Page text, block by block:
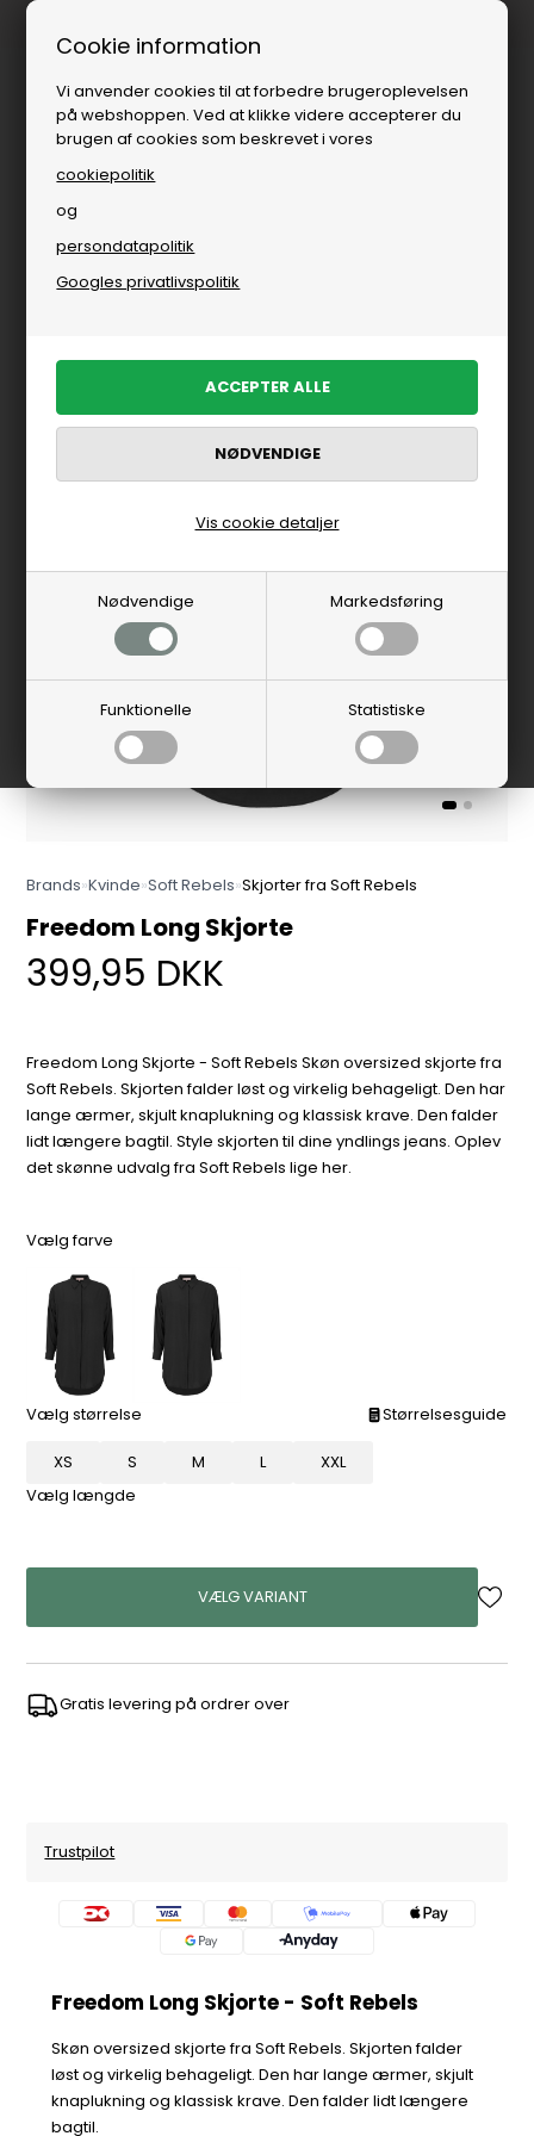
Cookie information
Vi anvender cookies til at forbedre brugeroplevelsen
på webshoppen. Ved at klikke videre accepterer du
brugen af cookies som beskrevet i vores
cookiepolitik
og
persondatapolitik
Googles privatlivspolitik
Nødvendige Markedsføring
Funktionelle Statistiske
Vis cookie detaljer
Brands»Kvinde»Soft Rebels»Skjorter fra Soft Rebels
Freedom Long Skjorte
399,95 DKK
Freedom Long Skjorte - Soft Rebels Skøn oversized skjorte fra
Soft Rebels. Skjorten falder løst og virkelig behageligt. Den har
lange ærmer, skjult knaplukning og klassisk krave. Den falder
lidt længere bagtil. Style skjorten til dine yndlings jeans. Oplev
det skønne udvalg fra Soft Rebels lige her.
Vælg farve
Vælg størrelse Størrelsesguide
XS S M L
XXL
Vælg længde
VÆLG VARIANT
Gratis levering på ordrer over
Trustpilot
Freedom Long Skjorte - Soft Rebels
Skøn oversized skjorte fra Soft Rebels. Skjorten falder
løst og virkelig behageligt. Den har lange ærmer, skjult
knaplukning og klassisk krave. Den falder lidt længere
bagtil.